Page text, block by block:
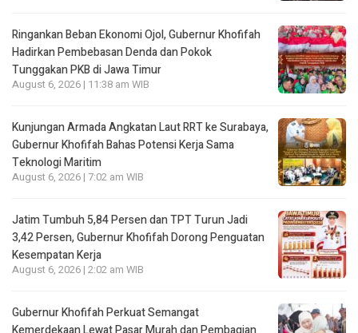
Ringankan Beban Ekonomi Ojol, Gubernur Khofifah
Hadirkan Pembebasan Denda dan Pokok
Tunggakan PKB di Jawa Timur
August 6, 2026 | 11:38 am WIB
Kunjungan Armada Angkatan Laut RRT ke Surabaya,
Gubernur Khofifah Bahas Potensi Kerja Sama
Teknologi Maritim
August 6, 2026 | 7:02 am WIB
Jatim Tumbuh 5,84 Persen dan TPT Turun Jadi
3,42 Persen, Gubernur Khofifah Dorong Penguatan
Kesempatan Kerja
August 6, 2026 | 2:02 am WIB
Gubernur Khofifah Perkuat Semangat